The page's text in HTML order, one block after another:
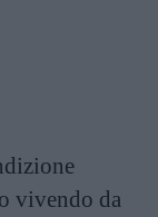
vivendo da